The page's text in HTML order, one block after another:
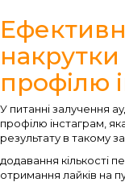
накрутки
профілю
У питанні залучення
профілю інстаграм,
результату в такому
додавання кількості
отримання лайків на